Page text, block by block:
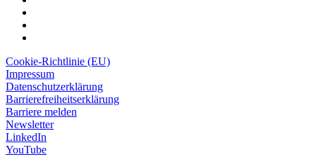
Cookie-Richtlinie (EU)
Impressum
Datenschutzerklärung
Barrierefreiheitserklärung
Barriere melden
Newsletter
LinkedIn
YouTube